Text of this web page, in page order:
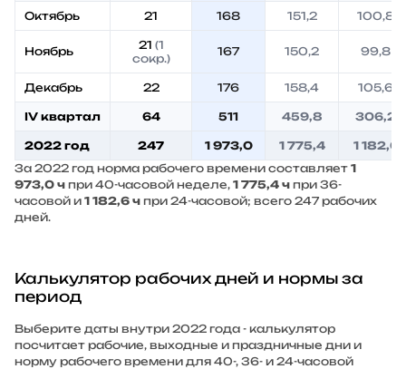
Октябрь 21 168 151,2 100,8
Ноябрь 21 (1
сокр.)
167 150,2 99,8
Декабрь 22 176 158,4 105,6
IV квартал 64 511 459,8 306,2
2022 год 247 1 973,0 1 775,4
1 182,6
За 2022 год норма рабочего времени составляет 1
973,0 ч при 40-часовой неделе, 1 775,4 ч при 36-
часовой и 1 182,6 ч при 24-часовой; всего 247 рабочих
дней.
Калькулятор рабочих дней и нормы за
период
Выберите даты внутри 2022 года - калькулятор
посчитает рабочие, выходные и праздничные дни и
норму рабочего времени для 40-, 36- и 24-часовой